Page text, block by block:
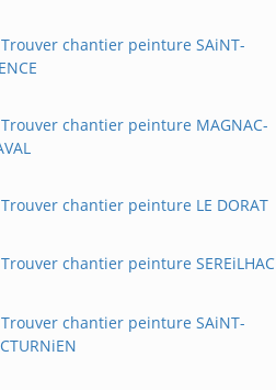
Trouver chantier peinture SAiNT-
Trouver chantier peinture MAGNAC-
Trouver chantier peinture LE DORAT
Trouver chantier peinture SEREiLHAC
Trouver chantier peinture SAiNT-